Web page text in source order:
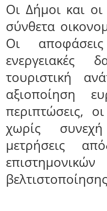
Οι Δήμοι και οι
σύνθετα
Οι
ενεργειακές
τουριστική
αξιοποίηση
περιπτώσεις,
χωρίς
μετρήσεις